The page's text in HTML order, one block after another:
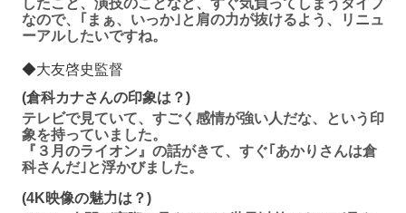
したこと、演技のことなど、すぐ気負ってしまうタイプ
なので、｢まぁ、いっか｣と肩の力が抜けるよう、リニュ
ーアルしたいですね。
◆大友啓史監督
(倉科カナさんの印象は？)
テレビで見ていて、すごく感情が強い人だな、という印
象を持っていました。
『３月のライオン』の話がきて、すぐ｢あかりさんは倉
科さんだ｣と浮かびました。
(4K映像の魅力は？)